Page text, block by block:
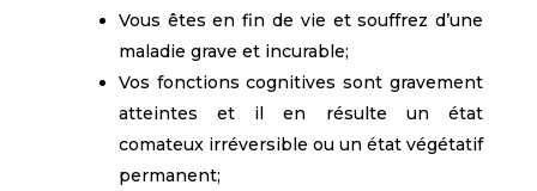
Vous êtes en fin de vie et souffrez d’une
maladie grave et incurable;
Vos fonctions cognitives sont gravement
atteintes et il en résulte un état
comateux irréversible ou un état végétatif
permanent;